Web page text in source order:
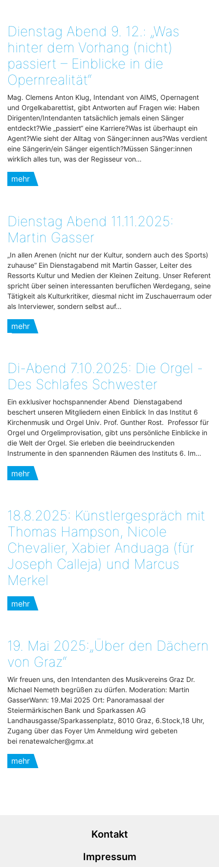
Dienstag Abend 9. 12.: „Was
hinter dem Vorhang (nicht)
passiert – Einblicke in die
Opernrealität“
Mag. Clemens Anton Klug, Intendant von AIMS, Opernagent
und Orgelkabarettist, gibt Antworten auf Fragen wie: Haben
Dirigenten/Intendanten tatsächlich jemals einen Sänger
entdeckt?Wie „passiert“ eine Karriere?Was ist überhaupt ein
Agent?Wie sieht der Alltag von Sänger:innen aus?Was verdient
eine Sängerin/ein Sänger eigentlich?Müssen Sänger:innen
wirklich alles tun, was der Regisseur von…
mehr
Dienstag Abend 11.11.2025:
Martin Gasser
„In allen Arenen (nicht nur der Kultur, sondern auch des Sports)
zuhause“ Ein Dienstagabend mit Martin Gasser, Leiter des
Ressorts Kultur und Medien der Kleinen Zeitung. Unser Referent
spricht über seinen interessanten beruflichen Werdegang, seine
Tätigkeit als Kulturkritiker, diesmal nicht im Zuschauerraum oder
als Interviewer, sondern selbst auf…
mehr
Di-Abend 7.10.2025: Die Orgel -
Des Schlafes Schwester
Ein exklusiver hochspannender Abend Dienstagabend
beschert unseren Mitgliedern einen Einblick In das Institut 6
Kirchenmusik und Orgel Univ. Prof. Gunther Rost. Professor für
Orgel und Orgelimprovisation, gibt uns persönliche Einblicke in
die Welt der Orgel. Sie erleben die beeindruckenden
Instrumente in den spannenden Räumen des Instituts 6. Im…
mehr
18.8.2025: Künstlergespräch mit
Thomas Hampson, Nicole
Chevalier, Xabier Anduaga (für
Joseph Calleja) und Marcus
Merkel
mehr
19. Mai 2025:„Über den Dächern
von Graz“
Wir freuen uns, den Intendanten des Musikvereins Graz Dr.
Michael Nemeth begrüßen zu dürfen. Moderation: Martin
GasserWann: 19.Mai 2025 Ort: Panoramasaal der
Steiermärkischen Bank und Sparkassen AG
Landhausgasse/Sparkassenplatz, 8010 Graz, 6.Stock,18 Uhr,
Zugang über das Foyer Um Anmeldung wird gebeten
bei renatewalcher@gmx.at
mehr
Kontakt
Impressum